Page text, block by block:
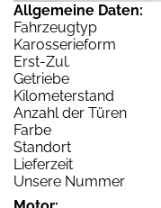
Allgemeine Daten:
Fahrzeugtyp
Karosserieform
Erst-Zul.
Getriebe
Kilometerstand
Anzahl der Türen
Farbe
Standort
Lieferzeit
Unsere Nummer